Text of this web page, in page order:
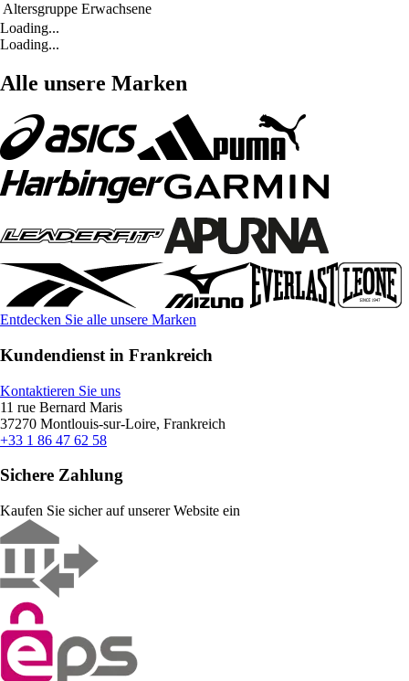
Altersgruppe Erwachsene
Loading...
Loading...
Alle unsere Marken
Entdecken Sie alle unsere Marken
Kundendienst in Frankreich
Kontaktieren Sie uns
11 rue Bernard Maris
37270 Montlouis-sur-Loire, Frankreich
+33 1 86 47 62 58
Sichere Zahlung
Kaufen Sie sicher auf unserer Website ein